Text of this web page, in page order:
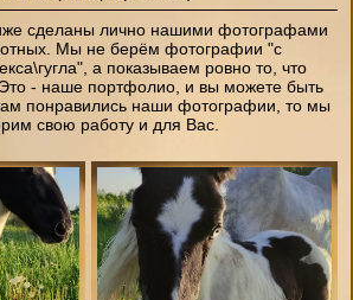
сделаны лично нашими фотографами
Мы не берём фотографии "с
а показываем ровно то, что
- наше портфолио, и вы можете быть
понравились наши фотографии, то мы
свою работу и для Вас.